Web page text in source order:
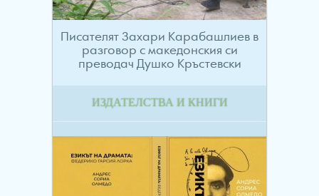
Писателят Захари Карабашлиев в
разговор с македонския си
преводач Душко Кръстевски
ИЗДАТЕЛСТВА И КНИГИ